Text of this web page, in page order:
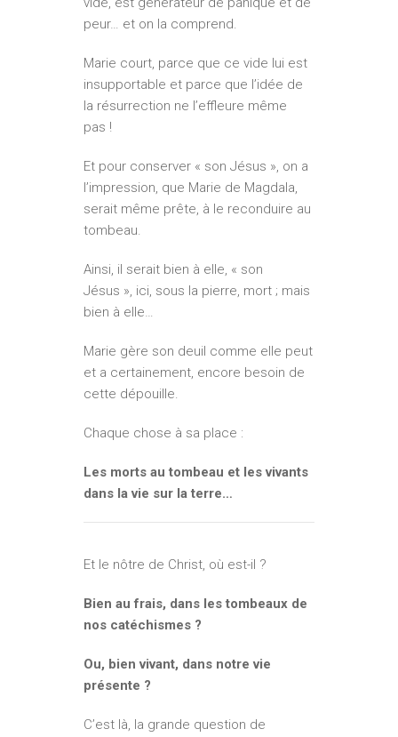
peur… et on la comprend.
Marie court, parce que ce vide lui est
insupportable et parce que l’idée de
la résurrection ne l’effleure même
pas !
Et pour conserver « son Jésus », on a
l’impression, que Marie de Magdala,
serait même prête, à le reconduire au
tombeau.
Ainsi, il serait bien à elle, « son
Jésus », ici, sous la pierre, mort ; mais
bien à elle…
Marie gère son deuil comme elle peut
et a certainement, encore besoin de
cette dépouille.
Chaque chose à sa place :
Les morts au tombeau et les vivants
dans la vie sur la terre…
Et le nôtre de Christ, où est-il ?
Bien au frais, dans les tombeaux de
nos catéchismes ?
Ou, bien vivant, dans notre vie
présente ?
C’est là, la grande question de